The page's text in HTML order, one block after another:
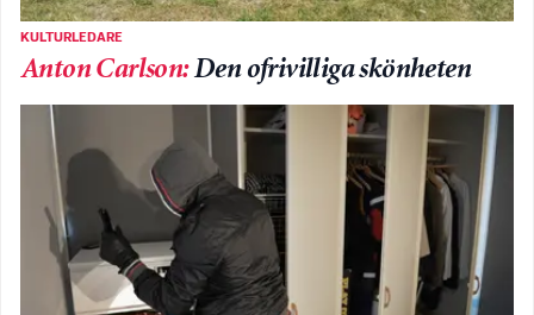
KULTURLEDARE
Anton Carlson:Den ofrivilliga skönheten